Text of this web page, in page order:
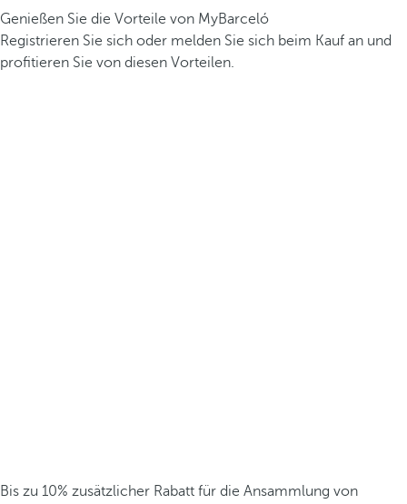
Genießen Sie die Vorteile von MyBarceló
Registrieren Sie sich oder melden Sie sich beim Kauf an und
profitieren Sie von diesen Vorteilen.
Bis zu 10% zusätzlicher Rabatt für die Ansammlung von